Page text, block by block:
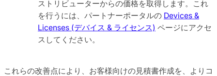
ストリビューターからの価格を取得します。これ
を行うには、パートナーポータルの Devices &
Licenses (デバイス & ライセンス) ページにアクセ
スしてください。
これらの改善点により、お客様向けの見積書作成を、よりコ